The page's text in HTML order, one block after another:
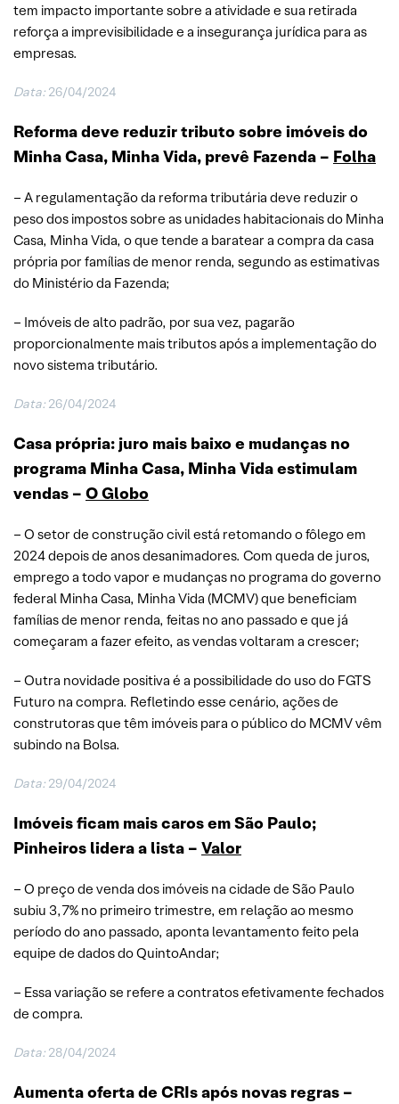
tem impacto importante sobre a atividade e sua retirada
reforça a imprevisibilidade e a insegurança jurídica para as
empresas.
Data: 26/04/2024
Reforma deve reduzir tributo sobre imóveis do
Minha Casa, Minha Vida, prevê Fazenda – Folha
– A regulamentação da reforma tributária deve reduzir o
peso dos impostos sobre as unidades habitacionais do Minha
Casa, Minha Vida, o que tende a baratear a compra da casa
própria por famílias de menor renda, segundo as estimativas
do Ministério da Fazenda;
– Imóveis de alto padrão, por sua vez, pagarão
proporcionalmente mais tributos após a implementação do
novo sistema tributário.
Data: 26/04/2024
Casa própria: juro mais baixo e mudanças no
programa Minha Casa, Minha Vida estimulam
vendas – O Globo
– O setor de construção civil está retomando o fôlego em
2024 depois de anos desanimadores. Com queda de juros,
emprego a todo vapor e mudanças no programa do governo
federal Minha Casa, Minha Vida (MCMV) que beneficiam
famílias de menor renda, feitas no ano passado e que já
começaram a fazer efeito, as vendas voltaram a crescer;
– Outra novidade positiva é a possibilidade do uso do FGTS
Futuro na compra. Refletindo esse cenário, ações de
construtoras que têm imóveis para o público do MCMV vêm
subindo na Bolsa.
Data: 29/04/2024
Imóveis ficam mais caros em São Paulo;
Pinheiros lidera a lista – Valor
– O preço de venda dos imóveis na cidade de São Paulo
subiu 3,7% no primeiro trimestre, em relação ao mesmo
período do ano passado, aponta levantamento feito pela
equipe de dados do QuintoAndar;
– Essa variação se refere a contratos efetivamente fechados
de compra.
Data: 28/04/2024
Aumenta oferta de CRIs após novas regras –